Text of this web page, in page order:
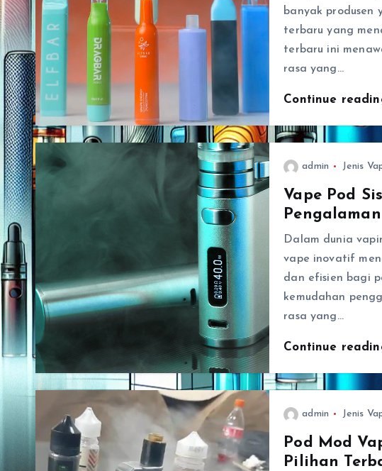
banyak produsen
terbaru yang
terbaru ini
rasa yang…
Continue
admin Jenis
Vape Pod
Dalam dunia
vape inovatif
dan efisien bagi
kemudahan
rasa yang…
Continue
admin Jenis
Pod Mod
Pilihan